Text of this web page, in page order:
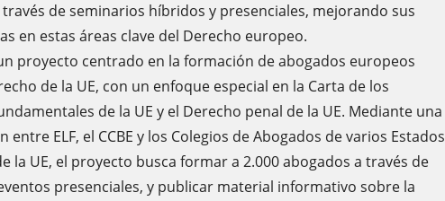
de seminarios híbridos y presenciales, mejorando sus
en estas áreas clave del Derecho europeo.
un proyecto centrado en la formación de abogados europeos
de la UE, con un enfoque especial en la Carta de los
de la UE y el Derecho penal de la UE. Mediante una
entre ELF, el CCBE y los Colegios de Abogados de varios Estados
la UE, el proyecto busca formar a 2.000 abogados a través de
presenciales, y publicar material informativo sobre la